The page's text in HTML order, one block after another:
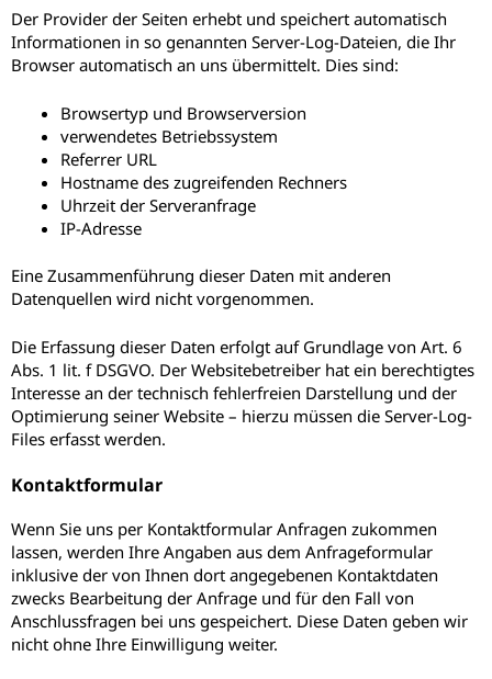
Der Provider der Seiten erhebt und speichert automatisch
Informationen in so genannten Server-Log-Dateien, die Ihr
Browser automatisch an uns übermittelt. Dies sind:
Browsertyp und Browserversion
verwendetes Betriebssystem
Referrer URL
Hostname des zugreifenden Rechners
Uhrzeit der Serveranfrage
IP-Adresse
Eine Zusammenführung dieser Daten mit anderen
Datenquellen wird nicht vorgenommen.
Die Erfassung dieser Daten erfolgt auf Grundlage von Art. 6
Abs. 1 lit. f DSGVO. Der Websitebetreiber hat ein berechtigtes
Interesse an der technisch fehlerfreien Darstellung und der
Optimierung seiner Website – hierzu müssen die Server-Log-
Files erfasst werden.
Kontaktformular
Wenn Sie uns per Kontaktformular Anfragen zukommen
lassen, werden Ihre Angaben aus dem Anfrageformular
inklusive der von Ihnen dort angegebenen Kontaktdaten
zwecks Bearbeitung der Anfrage und für den Fall von
Anschlussfragen bei uns gespeichert. Diese Daten geben wir
nicht ohne Ihre Einwilligung weiter.